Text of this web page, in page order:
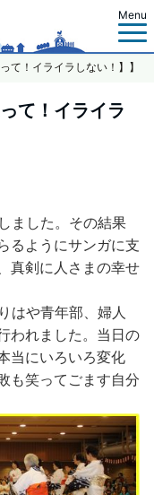
Menu
て！イライラしない！】】
て！イライラ
ました。その結果
るようにサンガに支
真剣に人さまの幸せ
はや青年部、婦人
われました。当日の
当にいろいろ変化
も笑ってごます自分